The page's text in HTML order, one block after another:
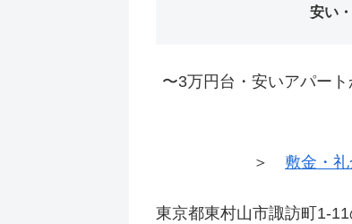
安い
〜3万円台・安いアパー
＞ 敷金・
東京都東村山市諏訪町1-